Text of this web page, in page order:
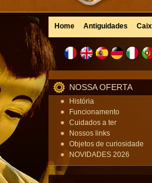
Home Antiguidades
NOSSA OFERTA
História
Funcionamento
Cuidados a ter
Nossos links
Objetos de curiosidade
NOVIDADES 2026